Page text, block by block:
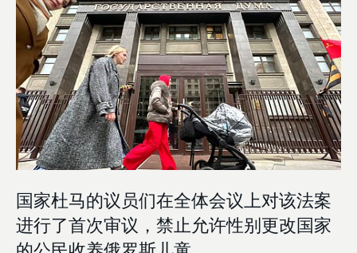
国家杜马的议员们在全体会议上对该法案
进行了首次审议，禁止允许性别更改国家